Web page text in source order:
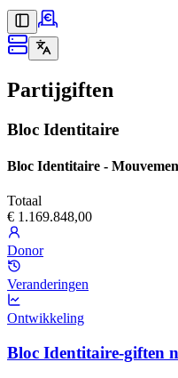
Partijgiften
Bloc Identitaire
Bloc Identitaire -
Totaal
€ 1.169.848,00
Donor
Veranderingen
Ontwikkeling
Bloc Identitaire-giften